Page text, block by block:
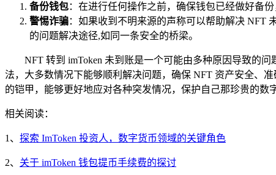
备份钱包：在进行任何操作之前，确保钱包已经做好备
警惕诈骗：如果收到不明来源的声称可以帮助解决 NFT
的问题解决途径,如同一条安全的桥梁。
NFT 转到 imToken 未到账是一个可能由多种原因导致的
法，大多数情况下能够顺利解决问题，确保 NFT 资产安全、
的铠甲，能够更好地应对各种突发情况，保护自己那珍贵的数
相关阅读：
1、 探索 ImToken 投资人，数字货币领域的关键角色
2、 关于 imToken 钱包提币手续费的探讨